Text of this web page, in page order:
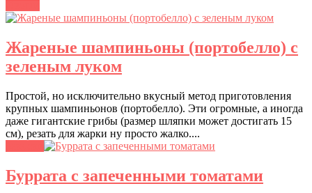
Жареные шампиньоны (портобелло) с
зеленым луком
Простой, но исключительно вкусный метод приготовления
крупных шампиньонов (портобелло). Эти огромные, а иногда
даже гигантские грибы (размер шляпки может достигать 15
см), резать для жарки ну просто жалко....
Буррата с запеченными томатами